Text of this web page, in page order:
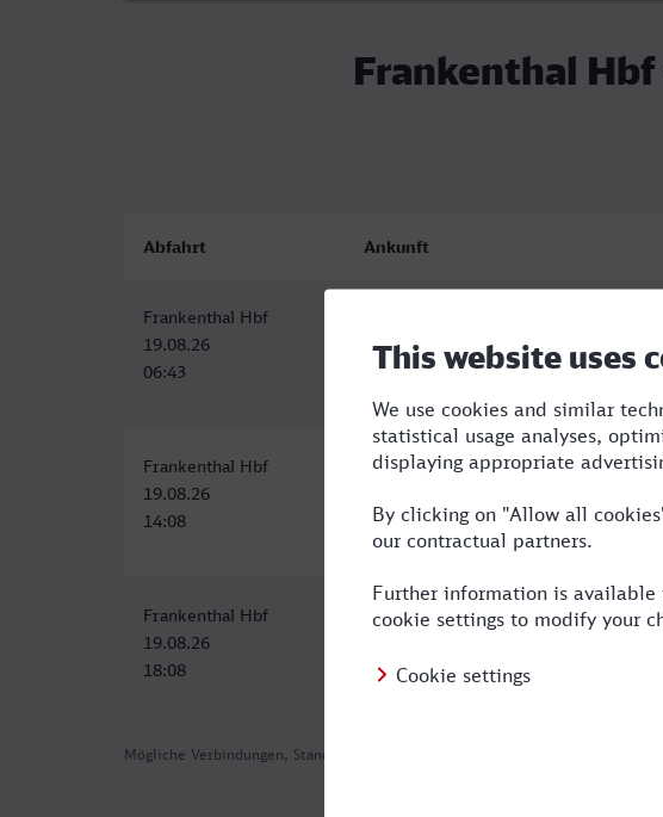
Frankenthal
Mögliche Verbindungen, Stand: 2026-08-05 08:09
Abfahrt Ankunft
Frankenthal Hbf
19.08.26
06:43
19.08.26
10:17
Frankenthal Hbf
19.08.26
14:08
Marl Mitte, Marl (Westf)
21:03
Frankenthal Hbf
19.08.26
18:08
Marl Mitte, Marl (Westf)
23:06